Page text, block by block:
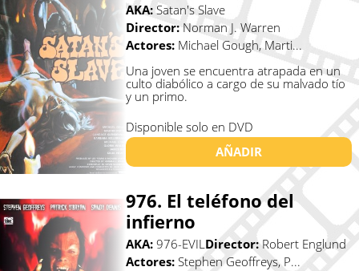
AKA:Satan's Slave
Director:Norman J. Warren
Actores: Michael Gough, Marti...
Una joven se encuentra atrapada en un
culto diabólico a cargo de su malvado tío
y un primo.
Disponible solo en DVD
AÑADIR
976. El teléfono del
infierno
AKA: 976-EVILDirector: Robert Englund
Actores: Stephen Geoffreys, P...